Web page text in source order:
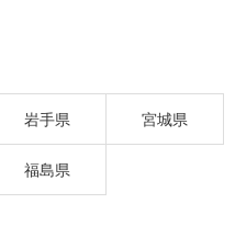
岩手県 宮城県
福島県